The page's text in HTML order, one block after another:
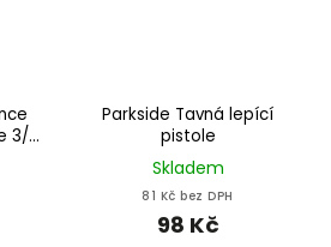
3/8"
Parkside Tavná lepící
pistole
Skladem
81 Kč bez DPH
98 Kč